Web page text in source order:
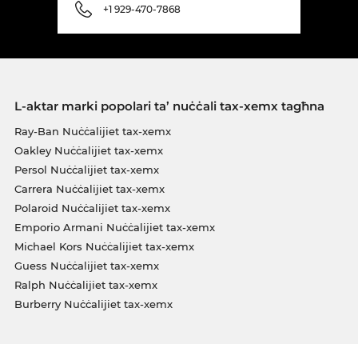
+1 929-470-7868
L-aktar marki popolari ta’ nuċċali tax-xemx tagħna
Ray-Ban Nuċċalijiet tax-xemx
Oakley Nuċċalijiet tax-xemx
Persol Nuċċalijiet tax-xemx
Carrera Nuċċalijiet tax-xemx
Polaroid Nuċċalijiet tax-xemx
Emporio Armani Nuċċalijiet tax-xemx
Michael Kors Nuċċalijiet tax-xemx
Guess Nuċċalijiet tax-xemx
Ralph Nuċċalijiet tax-xemx
Burberry Nuċċalijiet tax-xemx